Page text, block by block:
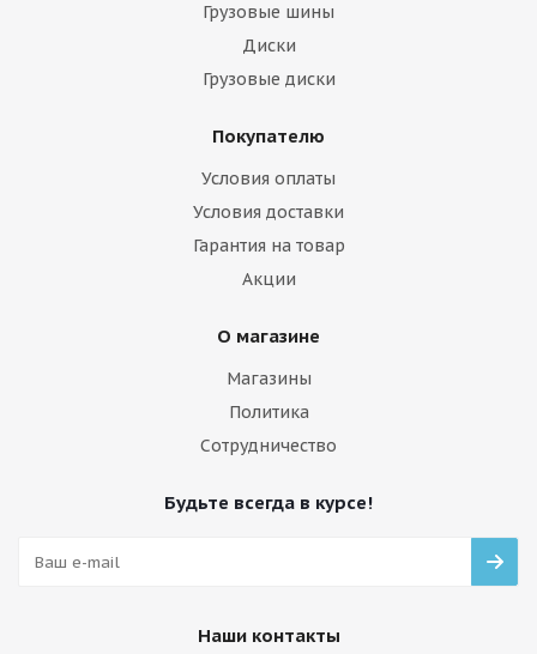
Грузовые шины
Диски
Грузовые диски
Покупателю
Условия оплаты
Условия доставки
Гарантия на товар
Акции
О магазине
Магазины
Политика
Сотрудничество
Будьте всегда в курсе!
Наши контакты